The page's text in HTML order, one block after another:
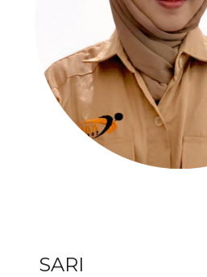
SARI